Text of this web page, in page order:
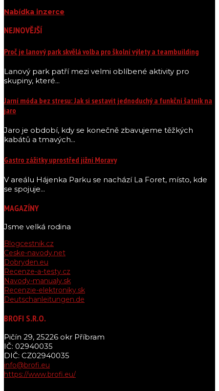
Nabídka inzerce
NEJNOVĚJŠÍ
Proč je lanový park skvělá volba pro školní výlety a teambuilding
Lanový park patří mezi velmi oblíbené aktivity pro
skupiny, které...
Jarní móda bez stresu: Jak si sestavit jednoduchý a funkční šatník na
jaro
Jaro je období, kdy se konečně zbavujeme těžkých
kabátů a tmavých...
Gastro zážitky uprostřed jižní Moravy
V areálu Hájenka Parku se nachází La Foret, místo, kde
se spojuje...
MAGAZÍNY
Jsme velká rodina
Blogcestnik.cz
Ceske-navody.net
Dobryden.eu
Recenze-a-testy.cz
Navody-manualy.sk
Recenzie-elektroniky.sk
Deutschanleitungen.de
BROFI S.R.O.
Pičín 29, 25226 okr Příbram
IČ: 02940035
DIČ: CZ02940035
info@brofi.eu
https://www.brofi.eu/